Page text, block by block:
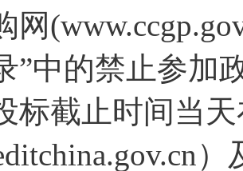
网
”中的禁止参加
标截止时间当